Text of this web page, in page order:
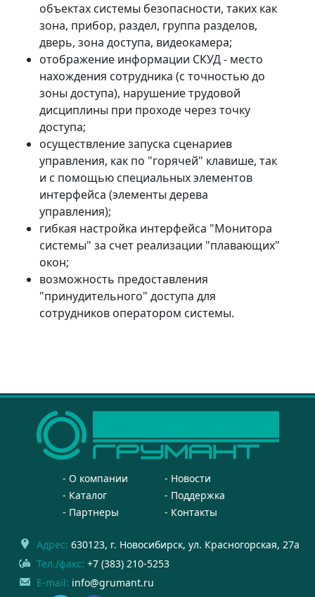
объектах системы безопасности, таких как
зона, прибор, раздел, группа разделов,
дверь, зона доступа, видеокамера;
отображение информации СКУД - место
нахождения сотрудника (с точностью до
зоны доступа), нарушение трудовой
дисциплины при проходе через точку
доступа;
осуществление запуска сценариев
управления, как по "горячей" клавише, так
и с помощью специальных элементов
интерфейса (элементы дерева
управления);
гибкая настройка интерфейса "Монитора
системы" за счет реализации "плавающих"
окон;
возможность предоставления
"принудительного" доступа для
сотрудников оператором системы.
О компании
Новости
Каталог
Поддержка
Партнеры
Контакты
Адрес: 630123, г. Новосибирск, ул. Красногорская, 27а
Тел./факс: +7 (383) 210-5253
E-mail: info@grumant.ru